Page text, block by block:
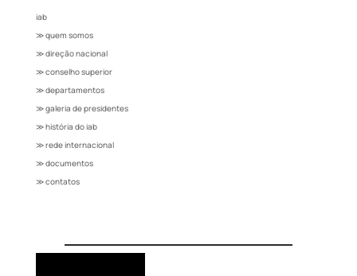
iab
≫ quem somos
≫ direção nacional
≫ conselho superior
≫ departamentos
≫ galeria de presidentes
≫ história do iab
≫ rede internacional
≫ documentos
≫ contatos